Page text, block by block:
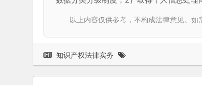
以上内容仅供参考，不构成法律意见。
知识产权法律实务